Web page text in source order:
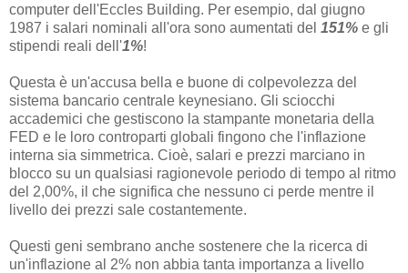
computer dell'Eccles Building. Per esempio, dal giugno
1987 i salari nominali all'ora sono aumentati del 151% e gli
stipendi reali dell'1%!
Questa è un'accusa bella e buone di colpevolezza del
sistema bancario centrale keynesiano. Gli sciocchi
accademici che gestiscono la stampante monetaria della
FED e le loro controparti globali fingono che l'inflazione
interna sia simmetrica. Cioè, salari e prezzi marciano in
blocco su un qualsiasi ragionevole periodo di tempo al ritmo
del 2,00%, il che significa che nessuno ci perde mentre il
livello dei prezzi sale costantemente.
Questi geni sembrano anche sostenere che la ricerca di
un'inflazione al 2% non abbia tanta importanza a livello